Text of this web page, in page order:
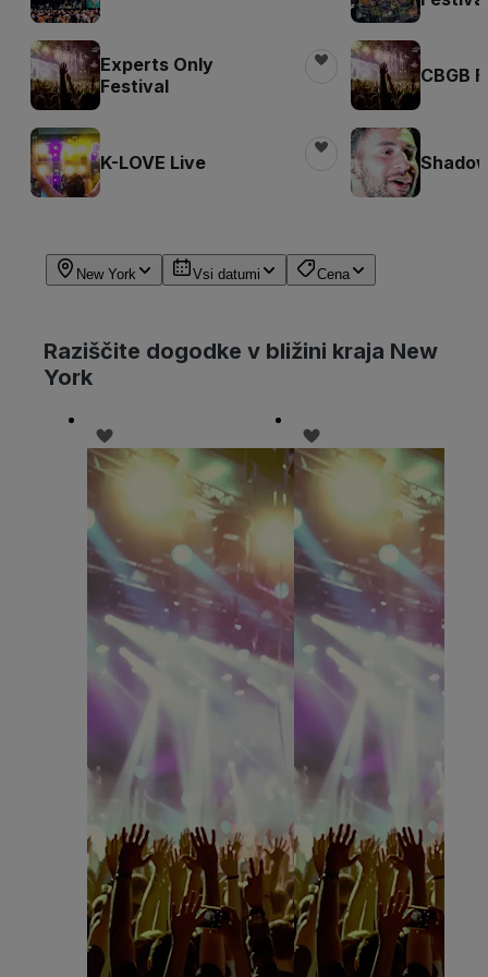
Experts Only
Festival
K-LOVE Live
CBGB
New York Vsi datumi Cena
Raziščite dogodke v bližini kraja New
York